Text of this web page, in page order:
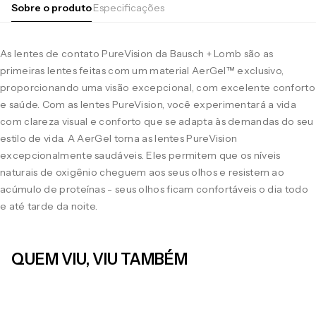
Sobre o produtoEspecificações
As lentes de contato PureVision da Bausch + Lomb são as
primeiras lentes feitas com um material AerGel™ exclusivo,
proporcionando uma visão excepcional, com excelente conforto
e saúde. Com as lentes PureVision, você experimentará a vida
com clareza visual e conforto que se adapta às demandas do seu
estilo de vida. A AerGel torna as lentes PureVision
excepcionalmente saudáveis. Eles permitem que os níveis
naturais de oxigênio cheguem aos seus olhos e resistem ao
acúmulo de proteínas - seus olhos ficam confortáveis o dia todo
e até tarde da noite.
QUEM VIU, VIU TAMBÉM